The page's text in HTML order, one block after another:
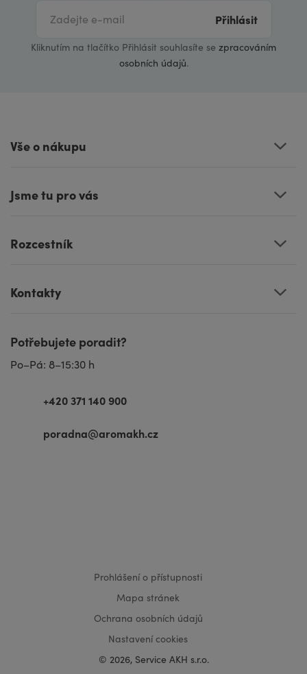
Přihlásit
Kliknutím na tlačítko Přihlásit souhlasíte se zpracováním
osobních údajů.
Vše o nákupu
Jsme tu pro vás
Rozcestník
Kontakty
Potřebujete poradit?
Po–Pá: 8–15:30 h
+420 371 140 900
poradna@aromakh.cz
Prohlášení o přístupnosti
Mapa stránek
Ochrana osobních údajů
Nastavení cookies
© 2026, Service AKH s.r.o.